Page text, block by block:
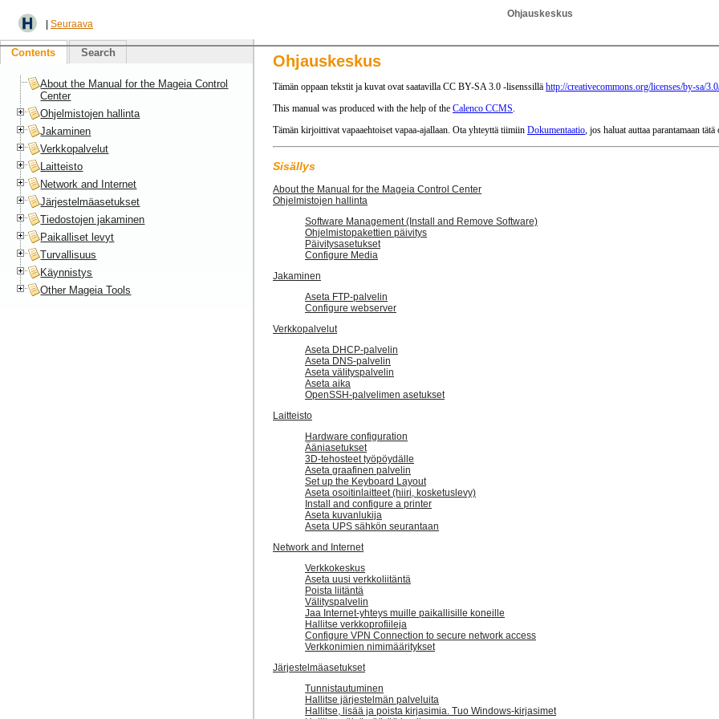
Seuraava
Ohjauskeskus
Ohjauskeskus
Tämän oppaan tekstit ja kuvat ovat saatavilla CC BY-SA 3.0 -lisenssillä http://creativecommons.org/licenses/by-sa/
This manual was produced with the help of the Calenco CCMS.
Tämän kirjoittivat vapaaehtoiset vapaa-ajallaan. Ota yhteyttä tiimiin Dokumentaatio, jos haluat auttaa parantamaan tätä
Sisällys
About the Manual for the Mageia Control Center
Ohjelmistojen hallinta
Software Management (Install and Remove Software)
Ohjelmistopakettien päivitys
Päivitysasetukset
Configure Media
Jakaminen
Aseta FTP-palvelin
Configure webserver
Verkkopalvelut
Aseta DHCP-palvelin
Aseta DNS-palvelin
Aseta välityspalvelin
Aseta aika
OpenSSH-palvelimen asetukset
Laitteisto
Hardware configuration
Ääniasetukset
3D-tehosteet työpöydälle
Aseta graafinen palvelin
Set up the Keyboard Layout
Aseta osoitinlaitteet (hiiri, kosketuslevy)
Install and configure a printer
Aseta kuvanlukija
Aseta UPS sähkön seurantaan
Network and Internet
Verkkokeskus
Aseta uusi verkkoliitäntä
Poista liitäntä
Välityspalvelin
Jaa Internet-yhteys muille paikallisille koneille
Hallitse verkkoprofiileja
Configure VPN Connection to secure network access
Verkkonimien nimimääritykset
Järjestelmäasetukset
Tunnistautuminen
Hallitse järjestelmän palveluita
Hallitse, lisää ja poista kirjasimia. Tuo Windows-kirjasimet
Contents Search
About the Manual for the Mageia Control
Center
Ohjelmistojen hallinta
Jakaminen
Verkkopalvelut
Laitteisto
Network and Internet
Järjestelmäasetukset
Tiedostojen jakaminen
Paikalliset levyt
Turvallisuus
Käynnistys
Other Mageia Tools